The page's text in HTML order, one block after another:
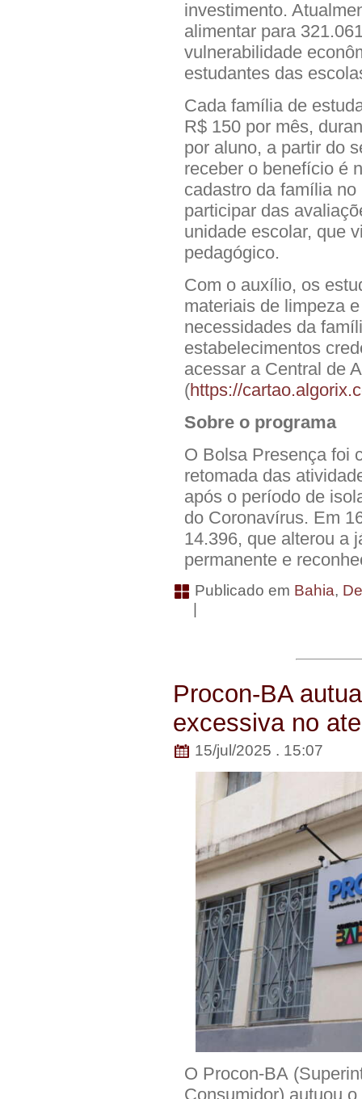
investimento.
alimentar para
vulnerabilidade
estudantes das
Cada família de
R$ 150 por mês,
por aluno, a partir do
receber o benefício é
cadastro da família
participar das
unidade escolar, que
pedagógico.
Com o auxílio, os
materiais de limpeza
necessidades da
estabelecimentos
acessar a Central de
(https://
Sobre o programa
O Bolsa Presença foi
retomada das
após o período de
do Coronavírus. Em
14.396, que alterou a
permanente e
Publicado em Bahia,
|
Procon-BA
excessiva no
15/jul/2025 . 15:07
O Procon-BA
Consumidor) autuou